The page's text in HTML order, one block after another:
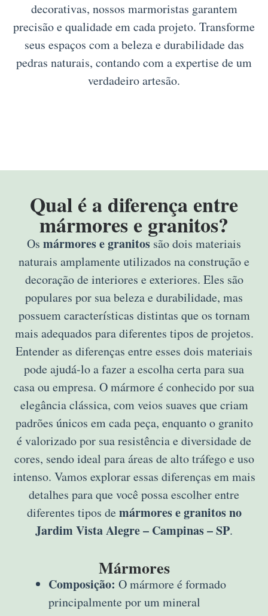
decorativas, nossos marmoristas garantem
precisão e qualidade em cada projeto. Transforme
seus espaços com a beleza e durabilidade das
pedras naturais, contando com a expertise de um
verdadeiro artesão.
Qual é a diferença entre
mármores e granitos?
Os mármores e granitos são dois materiais
naturais amplamente utilizados na construção e
decoração de interiores e exteriores. Eles são
populares por sua beleza e durabilidade, mas
possuem características distintas que os tornam
mais adequados para diferentes tipos de projetos.
Entender as diferenças entre esses dois materiais
pode ajudá-lo a fazer a escolha certa para sua
casa ou empresa. O mármore é conhecido por sua
elegância clássica, com veios suaves que criam
padrões únicos em cada peça, enquanto o granito
é valorizado por sua resistência e diversidade de
cores, sendo ideal para áreas de alto tráfego e uso
intenso. Vamos explorar essas diferenças em mais
detalhes para que você possa escolher entre
diferentes tipos de mármores e granitos no
Jardim Vista Alegre – Campinas – SP.
Mármores
Composição: O mármore é formado
principalmente por um mineral